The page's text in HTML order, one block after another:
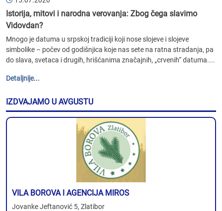
Istorija, mitovi i narodna verovanja: Zbog čega slavimo
Vidovdan?
Mnogo je datuma u srpskoj tradiciji koji nose slojeve i slojeve
simbolike – počev od godišnjica koje nas sete na ratna stradanja, pa
do slava, svetaca i drugih, hrišćanima značajnih, „crvenih“ datuma....
Detaljnije...
IZDVAJAMO U AVGUSTU
VILA BOROVA I AGENCIJA MIROS
Jovanke Jeftanović 5, Zlatibor